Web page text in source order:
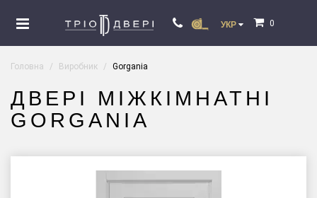
УКР 0
Головна Виробник Gorgania
ДВЕРІ МІЖКІМНАТНІ
GORGANIA